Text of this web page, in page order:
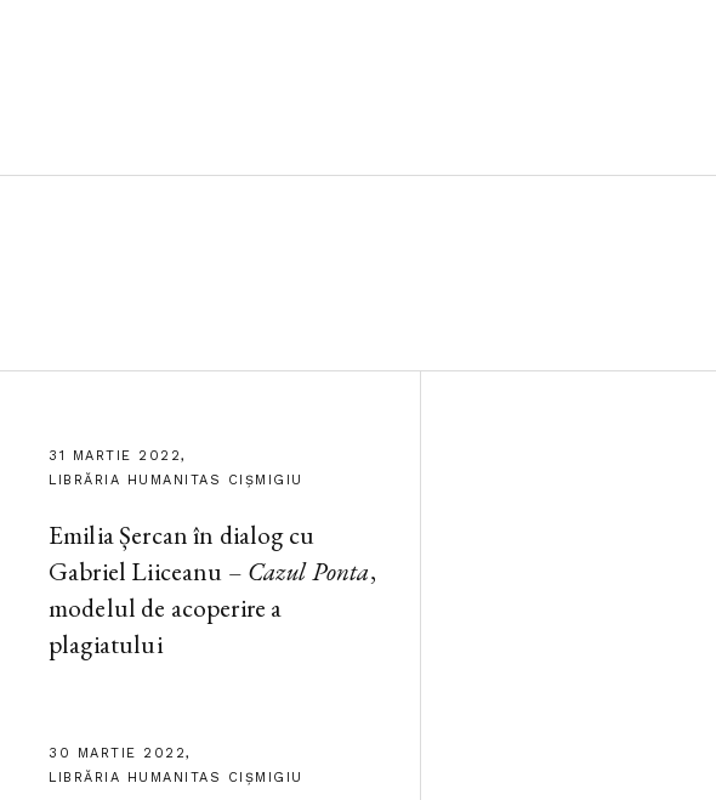
31 MARTIE 2022,
LIBRĂRIA HUMANITAS CIȘMIGIU
Emilia Șercan în dialog cu
Gabriel Liiceanu – Cazul Ponta,
modelul de acoperire a
plagiatului
30 MARTIE 2022,
LIBRĂRIA HUMANITAS CIȘMIGIU